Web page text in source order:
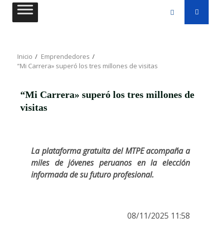
Saltar
Inicio
Emprendedores
“Mi Carrera» superó los tres millones de visitas
“Mi Carrera» superó los tres millones de
visitas
La plataforma gratuita del MTPE acompaña a
miles de jóvenes peruanos en la elección
informada de su futuro profesional.
08/11/2025 11:58